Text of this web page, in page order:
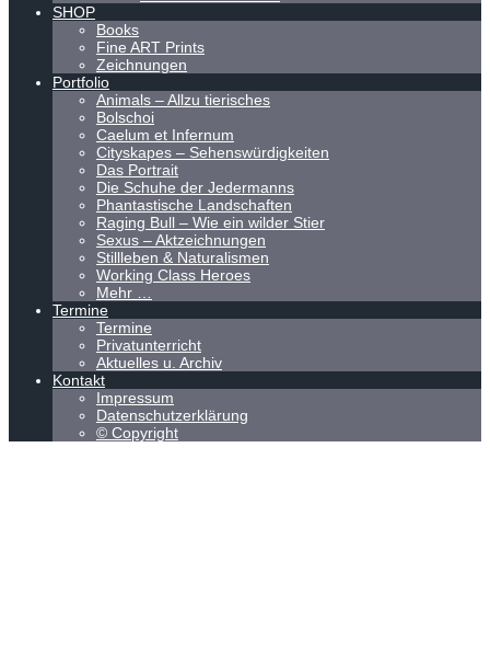
SHOP
Books
Fine ART Prints
Zeichnungen
Portfolio
Animals – Allzu tierisches
Bolschoi
Caelum et Infernum
Cityskapes – Sehenswürdigkeiten
Das Portrait
Die Schuhe der Jedermanns
Phantastische Landschaften
Raging Bull – Wie ein wilder Stier
Sexus – Aktzeichnungen
Stillleben & Naturalismen
Working Class Heroes
Mehr …
Termine
Termine
Privatunterricht
Aktuelles u. Archiv
Kontakt
Impressum
Datenschutzerklärung
© Copyright